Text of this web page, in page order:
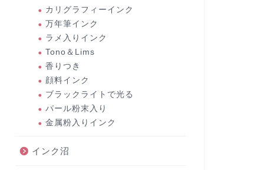
カリグラフィーインク
万年筆インク
ラメ入りインク
Tono＆Lims
香りつき
顔料インク
ブラックライトで光る
パール粉末入り
金属粉入りインク
インク沼